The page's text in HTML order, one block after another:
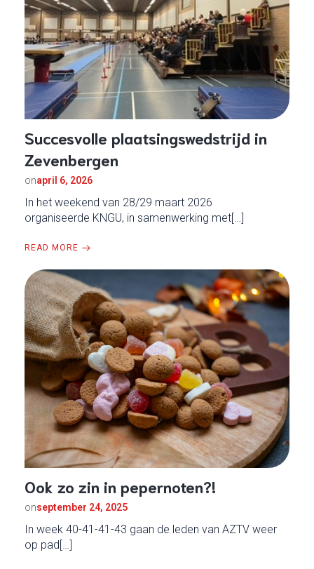
Succesvolle plaatsingswedstrijd in
Zevenbergen
onapril 6, 2026
In het weekend van 28/29 maart 2026
organiseerde KNGU, in samenwerking met[…]
READ MORE
Ook zo zin in pepernoten?!
onseptember 24, 2025
In week 40-41-41-43 gaan de leden van AZTV weer
op pad[…]